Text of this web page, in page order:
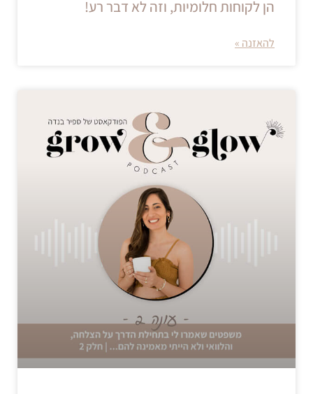
הן לקוחות חלומיות, וזה לא דבר רע!
להאזנה »